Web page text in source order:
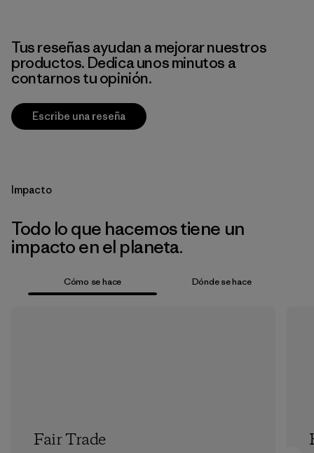
Tus reseñas ayudan a mejorar nuestros
productos. Dedica unos minutos a
contarnos tu opinión.
Escribe una reseña
Impacto
Todo lo que hacemos tiene un
impacto en el planeta.
Cómo se hace Dónde se hace
Fair Trade